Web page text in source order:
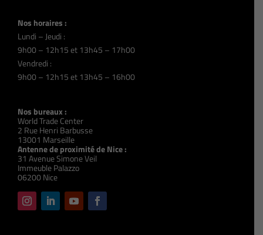
Nos horaires :
Lundi – Jeudi :
9h00 – 12h15 et 13h45 – 17h00
Vendredi :
9h00 – 12h15 et 13h45 – 16h00
Nos bureaux :
World Trade Center
2 Rue Henri Barbusse
13001 Marseille
Antenne de proximité de Nice :
31 Avenue Simone Veil
Immeuble Palazzo
06200 Nice